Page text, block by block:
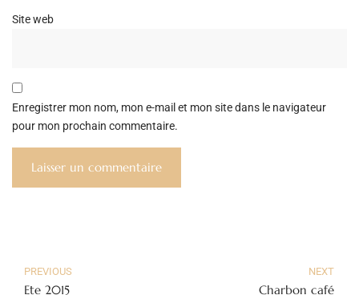
Site web
Enregistrer mon nom, mon e-mail et mon site dans le navigateur
pour mon prochain commentaire.
PREVIOUS
Ete 2015
NEXT
Charbon café